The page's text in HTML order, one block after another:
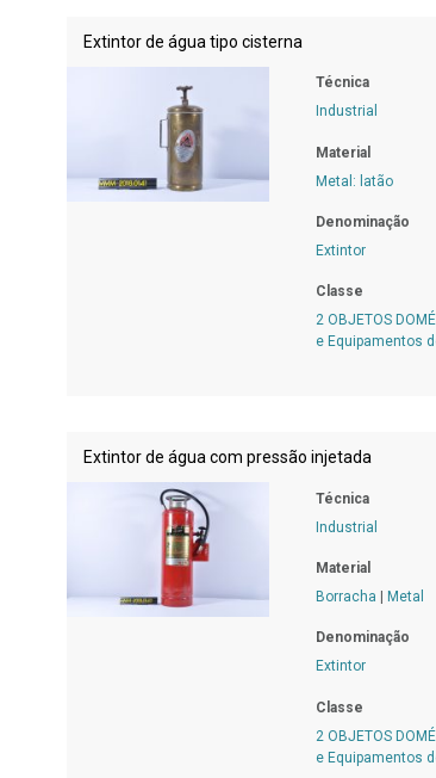
Extintor de água tipo cisterna
Técnica
Industrial
Material
Metal: latão
Denominação
Extintor
Classe
2 OBJETOS
e Equipamentos
Extintor de água com pressão injetada
Técnica
Industrial
Material
Borracha
Metal
Denominação
Extintor
Classe
2 OBJETOS
e Equipamentos